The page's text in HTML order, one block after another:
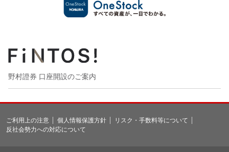
野村證券 口座開設のご案内
ご利用上の注意 個人情報保護方針
リスク・手数料等について
反社会勢力への対応について